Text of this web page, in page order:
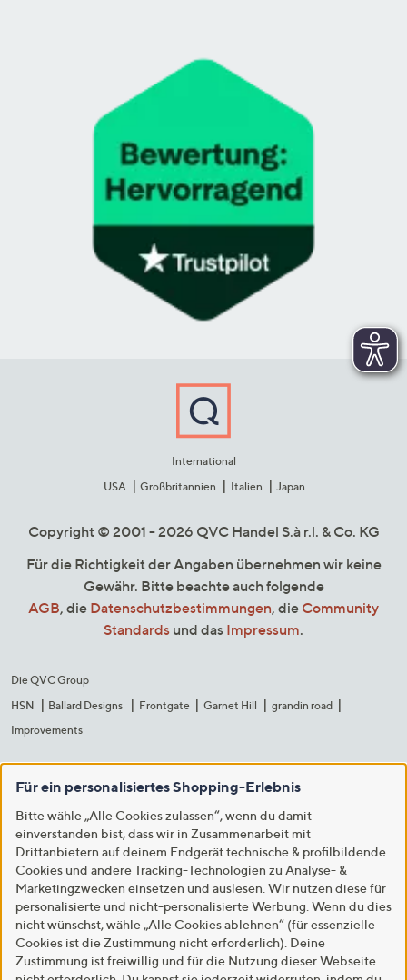
International
USA
Großbritannien Italien Japan
Copyright © 2001 - 2026 QVC Handel S.à r.l. & Co. KG
Für die Richtigkeit der Angaben übernehmen wir keine
Gewähr. Bitte beachte auch folgende
AGB, die Datenschutzbestimmungen, die Community
Standards und das Impressum.
Die QVC Group
HSN
Ballard Designs Frontgate Garnet Hill
grandin road
Improvements
Für ein personalisiertes Shopping-Erlebnis
Bitte wähle „Alle Cookies zulassen“, wenn du damit
einverstanden bist, dass wir in Zusammenarbeit mit
Drittanbietern auf deinem Endgerät technische & profilbildende
Cookies und andere Tracking-Technologien zu Analyse- &
Marketingzwecken einsetzen und auslesen. Wir nutzen diese für
personalisierte und nicht-personalisierte Werbung. Wenn du dies
nicht wünschst, wähle „Alle Cookies ablehnen“ (für essenzielle
Cookies ist die Zustimmung nicht erforderlich). Deine
Zustimmung ist freiwillig und für die Nutzung dieser Webseite